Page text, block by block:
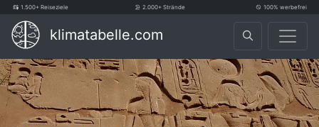
1.500+ Reiseziele 2.000+ Strände 100% werbefrei
klimatabelle.com